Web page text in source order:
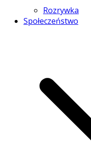
Rozrywka
Społeczeństwo